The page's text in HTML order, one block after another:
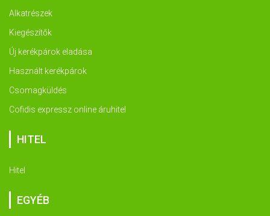
Alkatrészek
Kiegészítők
Új kerékpárok eladása
Használt kerékpárok
Csomagküldés
Cofidis expressz online áruhitel
HITEL
Hitel
EGYÉB